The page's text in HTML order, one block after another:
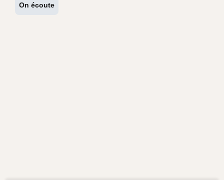
On écoute